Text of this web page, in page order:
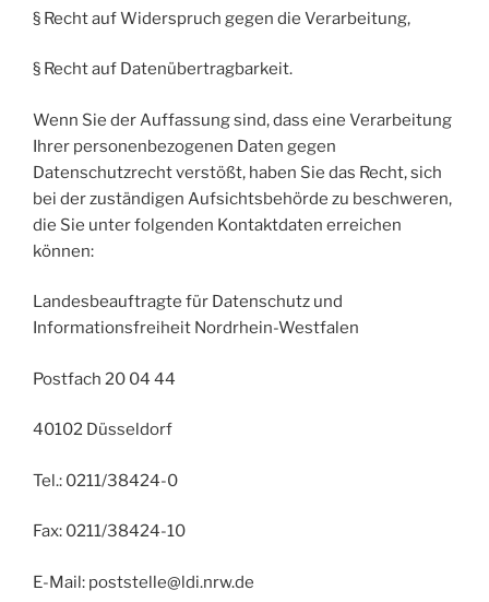
§ Recht auf Widerspruch gegen die Verarbeitung,
§ Recht auf Datenübertragbarkeit.
Wenn Sie der Auffassung sind, dass eine Verarbeitung
Ihrer personenbezogenen Daten gegen
Datenschutzrecht verstößt, haben Sie das Recht, sich
bei der zuständigen Aufsichtsbehörde zu beschweren,
die Sie unter folgenden Kontaktdaten erreichen
können:
Landesbeauftragte für Datenschutz und
Informationsfreiheit Nordrhein-Westfalen
Postfach 20 04 44
40102 Düsseldorf
Tel.: 0211/38424-0
Fax: 0211/38424-10
E-Mail: poststelle@ldi.nrw.de